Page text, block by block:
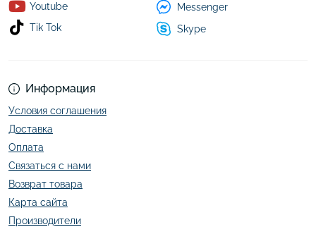
Информация
Условия соглашения
Доставка
Оплата
Связаться с нами
Возврат товара
Карта сайта
Производители
Youtube
Tik Tok
Messenger
Skype